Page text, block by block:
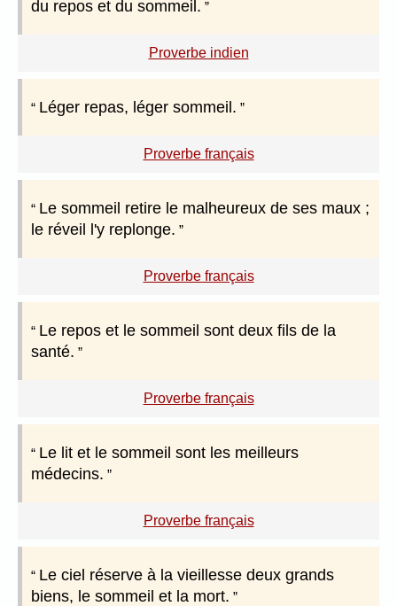
du repos et du sommeil.
Proverbe indien
Léger repas, léger sommeil.
Proverbe français
Le sommeil retire le malheureux de ses maux ;
le réveil l'y replonge.
Proverbe français
Le repos et le sommeil sont deux fils de la
santé.
Proverbe français
Le lit et le sommeil sont les meilleurs
médecins.
Proverbe français
Le ciel réserve à la vieillesse deux grands
biens, le sommeil et la mort.